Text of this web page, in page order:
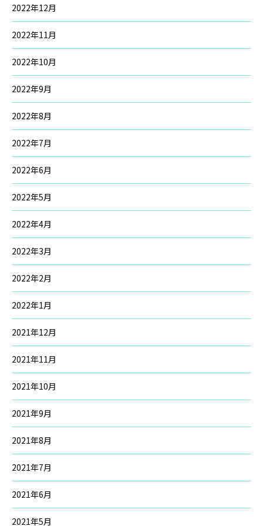
2022年12月
2022年11月
2022年10月
2022年9月
2022年8月
2022年7月
2022年6月
2022年5月
2022年4月
2022年3月
2022年2月
2022年1月
2021年12月
2021年11月
2021年10月
2021年9月
2021年8月
2021年7月
2021年6月
2021年5月